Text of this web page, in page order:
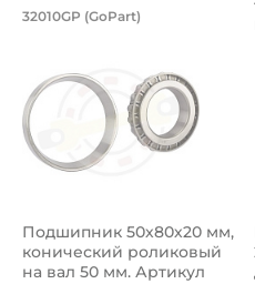
Подшипник
Подшипник 32010GP
32010GP (GoPart)
Подшипник 50х80х20 мм,
конический роликовый
на вал 50 мм. Артикул